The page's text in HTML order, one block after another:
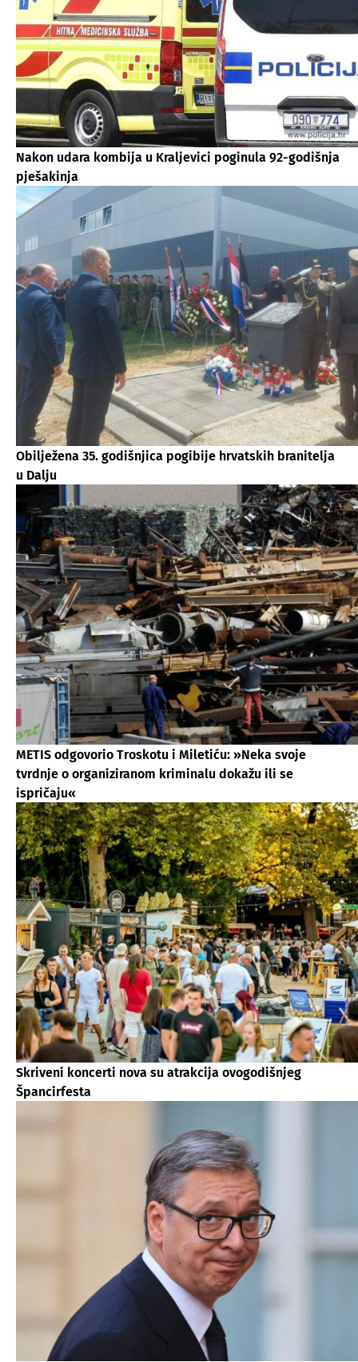
Nakon udara kombija u Kraljevici poginula 92-godišnja
pješakinja
Obilježena 35. godišnjica pogibije hrvatskih branitelja
u Dalju
METIS odgovorio Troskotu i Miletiću: »Neka svoje
tvrdnje o organiziranom kriminalu dokažu ili se
ispričaju«
Skriveni koncerti nova su atrakcija ovogodišnjeg
Špancirfesta